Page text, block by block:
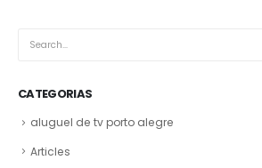
CATEGORIAS
aluguel de tv porto alegre
Articles